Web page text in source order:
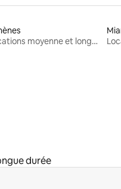
Locations moyenne et longue durée
durée